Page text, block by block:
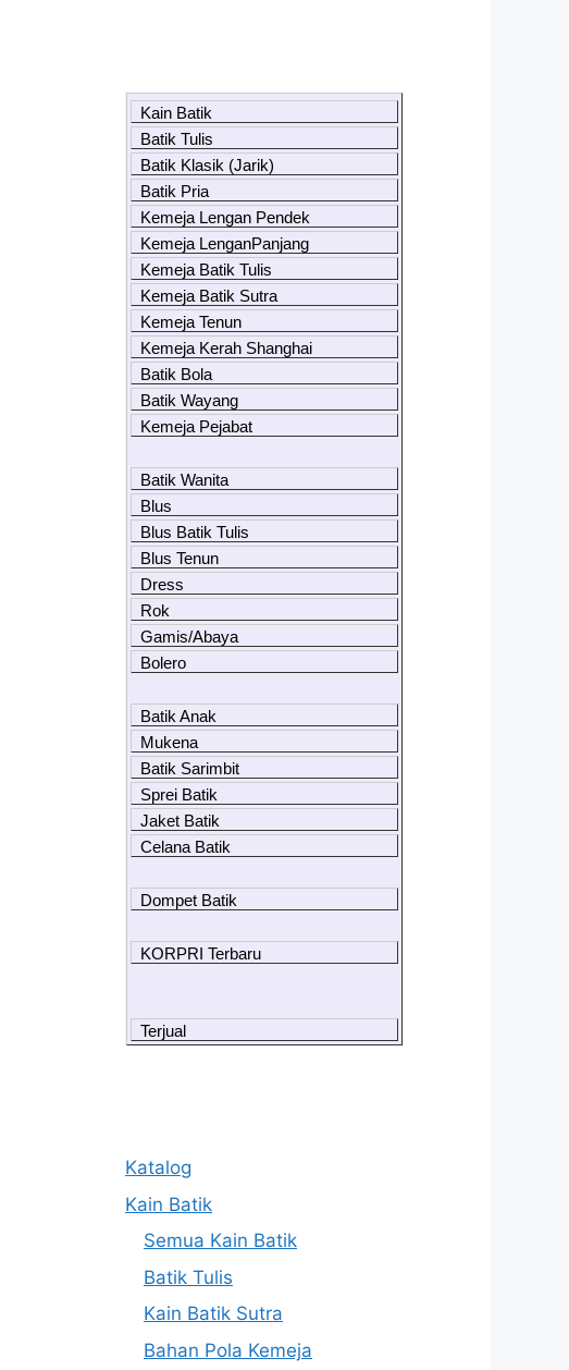
Kain Batik
Batik Tulis
Batik Klasik (Jarik)
Batik Pria
Kemeja Lengan Pendek
Kemeja LenganPanjang
Kemeja Batik Tulis
Kemeja Batik Sutra
Kemeja Tenun
Kemeja Kerah Shanghai
Batik Bola
Batik Wayang
Kemeja Pejabat
Batik Wanita
Blus
Blus Batik Tulis
Blus Tenun
Dress
Rok
Gamis/Abaya
Bolero
Batik Anak
Mukena
Batik Sarimbit
Sprei Batik
Jaket Batik
Celana Batik
Dompet Batik
KORPRI Terbaru
Terjual
Katalog
Kain Batik
Semua Kain Batik
Batik Tulis
Kain Batik Sutra
Bahan Pola Kemeja